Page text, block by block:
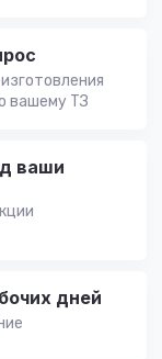
вашему ТЗ
ваши
дней